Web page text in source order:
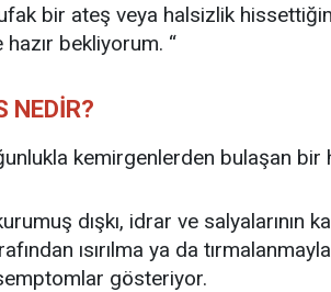
bir ateş veya halsizlik
bekliyorum. “
NEDİR?
kemirgenlerden bulaşan bir
dışkı, idrar ve salyalarının
ısırılma ya da
gösteriyor.